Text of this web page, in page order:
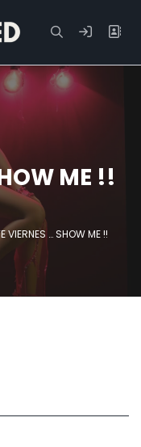
ME !!
VIERNES … SHOW ME !!